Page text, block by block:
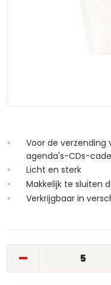
Voor de
agenda's-CDs-
Licht en sterk
Makkelijk te sluiten
Verkrijgbaar in
-